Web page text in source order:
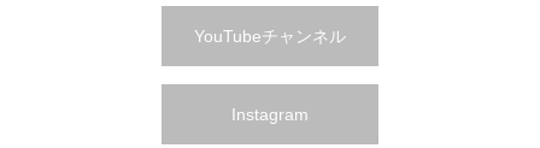
YouTubeチャンネル
Instagram